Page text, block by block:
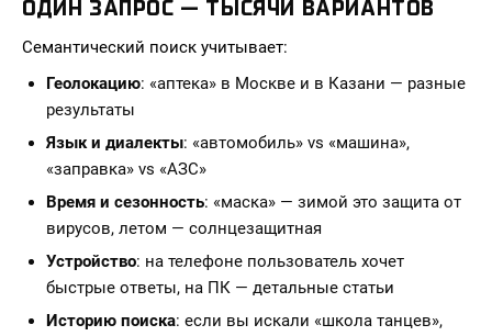
ОДИН ЗАПРОС — ТЫСЯЧИ ВАРИАНТОВ
Семантический поиск учитывает:
Геолокацию: «аптека» в Москве и в Казани — разные
результаты
Язык и диалекты: «автомобиль» vs «машина»,
«заправка» vs «АЗС»
Время и сезонность: «маска» — зимой это защита от
вирусов, летом — солнцезащитная
Устройство: на телефоне пользователь хочет
быстрые ответы, на ПК — детальные статьи
Историю поиска: если вы искали «школа танцев»,